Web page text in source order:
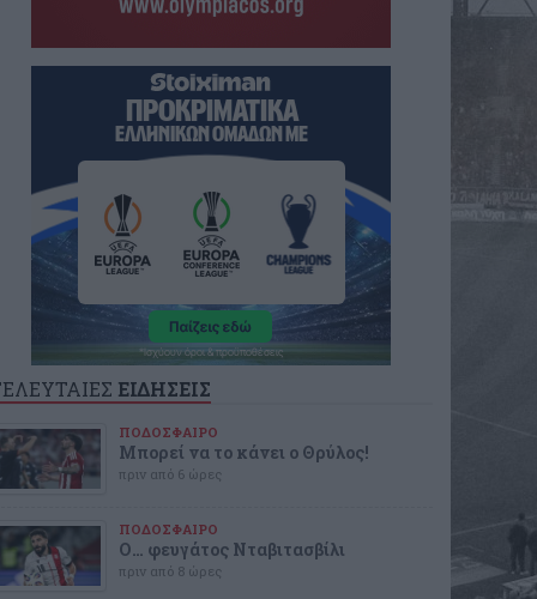
ΕΙΔΗΣΕΙΣ
ΠΟΔΟΣΦΑΙΡΟ
Μπορεί να το κάνει ο Θρύλος!
πριν από 6 ώρες
ΠΟΔΟΣΦΑΙΡΟ
Ο… φευγάτος Νταβιτασβίλι
πριν από 8 ώρες